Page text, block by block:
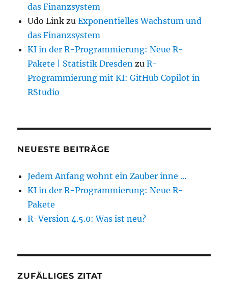
das Finanzsystem
Udo Link zuExponentielles Wachstum und
das Finanzsystem
KI in der R-Programmierung: Neue R-
Pakete | Statistik Dresden zuR-
Programmierung mit KI: GitHub Copilot in
RStudio
NEUESTE BEITRÄGE
Jedem Anfang wohnt ein Zauber inne …
KI in der R-Programmierung: Neue R-
Pakete
R-Version 4.5.0: Was ist neu?
ZUFÄLLIGES ZITAT